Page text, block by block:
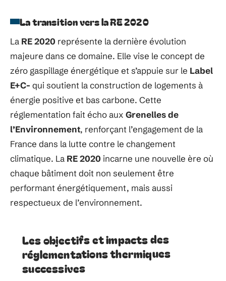
La transition vers la RE 2020
La RE 2020 représente la dernière évolution
majeure dans ce domaine. Elle vise le concept de
zéro gaspillage énergétique et s’appuie sur le Label
E+C- qui soutient la construction de logements à
énergie positive et bas carbone. Cette
réglementation fait écho aux Grenelles de
l’Environnement, renforçant l’engagement de la
France dans la lutte contre le changement
climatique. La RE 2020 incarne une nouvelle ère où
chaque bâtiment doit non seulement être
performant énergétiquement, mais aussi
respectueux de l’environnement.
Les objectifs et impacts des
réglementations thermiques
successives